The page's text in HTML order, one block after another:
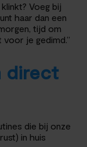
Voeg bij
haar dan een
tijd om
voor je gedimd.”
direct
die bij onze
in huis